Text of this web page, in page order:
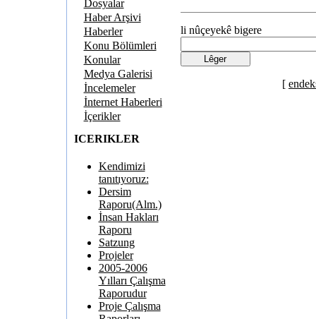
Dosyalar
Haber Arşivi
Haberler
Konu Bölümleri
Konular
Medya Galerisi
İncelemeler
İnternet Haberleri
İçerikler
ICERIKLER
Kendimizi
tanıtıyoruz:
Dersim
Raporu(Alm.)
İnsan Hakları
Raporu
Satzung
Projeler
2005-2006
Yılları Çalışma
Raporudur
Proje Çalışma
li nûçeyekê bigere
[